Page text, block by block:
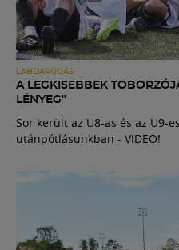
LABDARÚGÁS
A LEGKISEBBEK
LÉNYEG"
Sor került az U8-as és az U9-
utánpótlásunkban - VIDEÓ!